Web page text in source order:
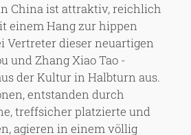
China ist attraktiv, reichlich
einem Hang zur hippen
Vertreter dieser neuartigen
und Zhang Xiao Tao -
der Kultur in Halbturn aus.
entstanden durch
treffsicher platzierte und
agieren in einem völlig